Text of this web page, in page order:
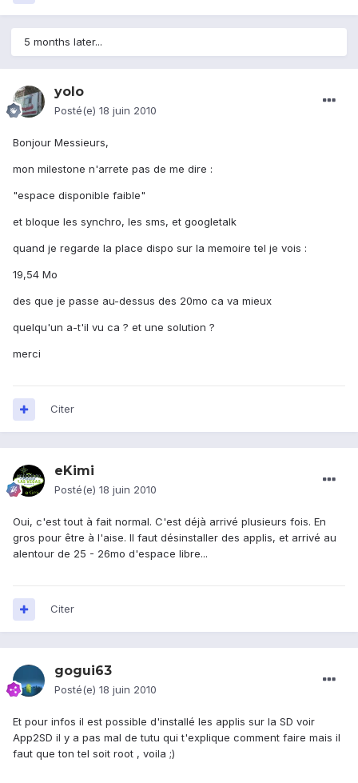
5 months later...
yolo
Posté(e) 18 juin 2010
Bonjour Messieurs,
mon milestone n'arrete pas de me dire :
"espace disponible faible"
et bloque les synchro, les sms, et googletalk
quand je regarde la place dispo sur la memoire tel je vois :
19,54 Mo
des que je passe au-dessus des 20mo ca va mieux
quelqu'un a-t'il vu ca ? et une solution ?
merci
Citer
eKimi
Posté(e) 18 juin 2010
Oui, c'est tout à fait normal. C'est déjà arrivé plusieurs fois. En
gros pour être à l'aise. Il faut désinstaller des applis, et arrivé au
alentour de 25 - 26mo d'espace libre...
Citer
gogui63
Posté(e) 18 juin 2010
Et pour infos il est possible d'installé les applis sur la SD voir
App2SD il y a pas mal de tutu qui t'explique comment faire mais il
faut que ton tel soit root , voila ;)